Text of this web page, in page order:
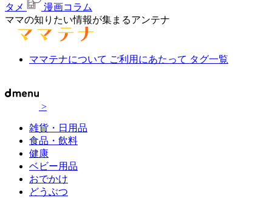
タメ
漫画コラム
ママの知りたい情報が集まるアンテナ
ママテナについて ご利用にあたって タグ一覧
>
雑貨・日用品
食品・飲料
健康
ベビー用品
おでかけ
どうぶつ